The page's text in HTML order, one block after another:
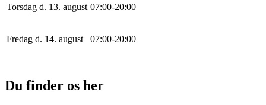
Torsdag d. 13. august 07:00-20:00
Fredag d. 14. august 07:00-20:00
Du finder os her